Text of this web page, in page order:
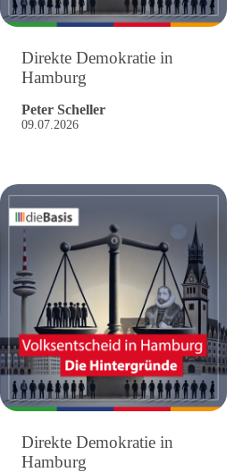
Direkte Demokratie in
Hamburg
Peter Scheller
09.07.2026
Direkte Demokratie in
Hamburg